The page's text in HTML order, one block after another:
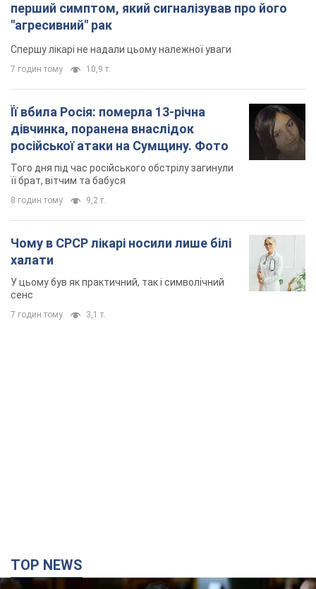
перший симптом, який сигналізував про його
"агресивний" рак
Спершу лікарі не надали цьому належної уваги
7 годин тому 10,9 т.
Її вбила Росія: померла 13-річна
дівчинка, поранена внаслідок
російської атаки на Сумщину. Фото
Того дня під час російського обстрілу загинули
її брат, вітчим та бабуся
8 годин тому 9,2 т.
Чому в СРСР лікарі носили лише білі
халати
У цьому був як практичний, так і символічний
сенс
7 годин тому 3,1 т.
TOP NEWS